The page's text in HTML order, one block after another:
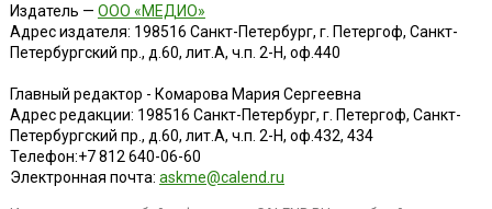
Издатель — ООО «МЕДИО»
Адрес издателя: 198516 Санкт-Петербург, г. Петергоф, Санкт-
Петербургский пр., д.60, лит.А, ч.п. 2-Н, оф.440
Главный редактор - Комарова Мария Сергеевна
Адрес редакции: 198516 Санкт-Петербург, г. Петергоф, Санкт-
Петербургский пр., д.60, лит.А, ч.п. 2-Н, оф.432, 434
Телефон:+7 812 640-06-60
Электронная почта: askme@calend.ru